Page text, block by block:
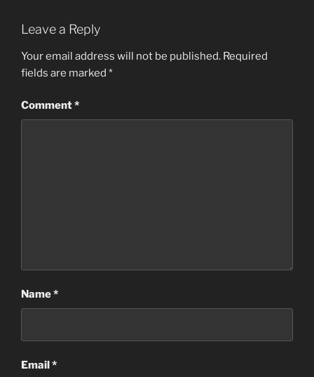
Leave a Reply
Your email address will not be published. Required
fields are marked *
Comment*
Name*
Email *